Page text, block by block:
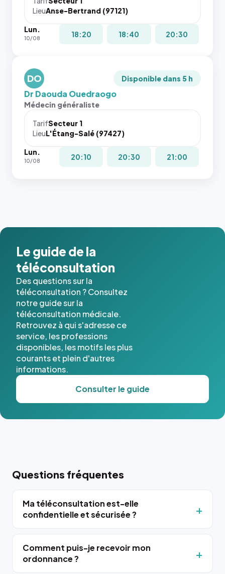
navigateur
pas la
place, et
les trois
dernières
images de
l'annuaire
dans ce
cas. #}
LieuAnse-Bertrand (97121)
Lun.
10/08 18:20 18:40 20:30
DO Disponible dans 5 h
Dr Daouda Ouedraogo
Médecin généraliste
TarifSecteur 1
LieuL'Étang-Salé (97427)
Lun.
10/08 20:10 20:30 21:00
Le guide de la
téléconsultation
Des questions sur la
téléconsultation ? Consultez
notre guide sur la
téléconsultation médicale.
Retrouvez à qui s'adresse ce
service, les professions
disponibles, les motifs les plus
courants et plein d'autres
informations.
Consulter le guide
Questions fréquentes
Ma téléconsultation est-elle
confidentielle et sécurisée ?
Comment puis-je recevoir mon
ordonnance ?